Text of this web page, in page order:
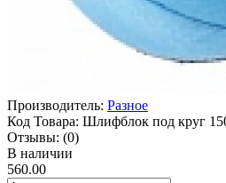
Производитель: Разное
Код Товара: Шлифблок под круг
Отзывы: (0)
В наличии
560.00